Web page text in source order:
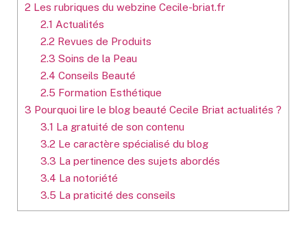
2 Les rubriques du webzine Cecile-briat.fr
2.1 Actualités
2.2 Revues de Produits
2.3 Soins de la Peau
2.4 Conseils Beauté
2.5 Formation Esthétique
3 Pourquoi lire le blog beauté Cecile Briat actualités ?
3.1 La gratuité de son contenu
3.2 Le caractère spécialisé du blog
3.3 La pertinence des sujets abordés
3.4 La notoriété
3.5 La praticité des conseils